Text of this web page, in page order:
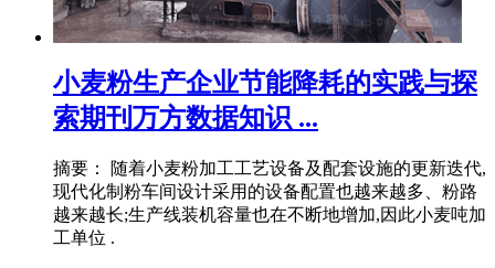
小麦粉生产企业节能降耗的实践与探
索期刊万方数据知识 ...
摘要： 随着小麦粉加工工艺设备及配套设施的更新迭代,
现代化制粉车间设计采用的设备配置也越来越多、粉路
越来越长;生产线装机容量也在不断地增加,因此小麦吨加
工单位 .